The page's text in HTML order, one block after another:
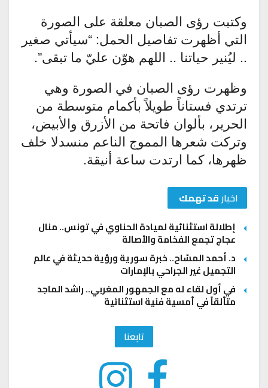
وكتبت رؤى الصبان معلقة على الصورة
التي أظهرت تفاصيل الحمل: “سيأتي صغير
.. ليُنير حياتنا .. اللهم هوّن عليّ ما تبقى”.
وظهرت رؤى الصبان في الصورة وهي
ترتدي فستاناً طويلاً بأكمام متوسطة من
الحرير، بألوان فاتحة من الأزرق والأبيض،
وتركت شعرها المموج الناعم منسدلا خلف
ظهرها، كما ارتدت ساعة أنيقة.
اخبارقد تهمك
إطلالة استثنائية لميادة الحناوي في تونس.. منال
عجاج تجمع الفخامة والأصالة
د. أحمد المسّاح.. خبرة سورية ورؤية حديثة في عالم
التجميل غير الجراحي بالإمارات
في أول لقاء له مع الجمهور المغربي.. راشد الماجد
متألقاً في أمسية فنية استثنائية
تابعنا